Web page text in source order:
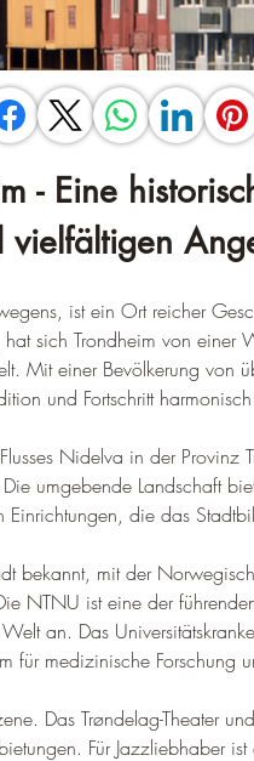
- Eine
vielfältigen
ist ein Ort reicher
sich Trondheim von einer
Mit einer Bevölkerung von
und Fortschritt
Nidelva in der Provinz
Die umgebende Landschaft
die das
bekannt, mit der
NTNU ist eine der
an. Das
für medizinische Forschung
Das Trøndelag-Theater
Für Jazzliebhaber